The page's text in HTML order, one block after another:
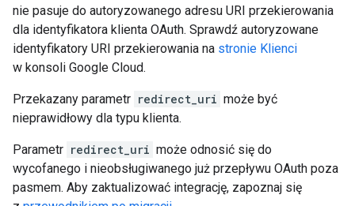
nie pasuje do autoryzowanego adresu URI przekierowania
dla identyfikatora klienta OAuth. Sprawdź autoryzowane
identyfikatory URI przekierowania na stronie Klienci
w konsoli Google Cloud.
Przekazany parametr redirect_uri może być
nieprawidłowy dla typu klienta.
Parametr redirect_uri może odnosić się do
wycofanego i nieobsługiwanego już przepływu OAuth poza
pasmem. Aby zaktualizować integrację, zapoznaj się